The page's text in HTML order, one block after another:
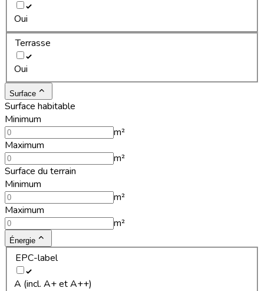
Oui
Terrasse
Oui
Surface
Surface habitable
Minimum
m²
Maximum
m²
Surface du terrain
Minimum
m²
Maximum
m²
Énergie
EPC-label
A (incl. A+ et A++)